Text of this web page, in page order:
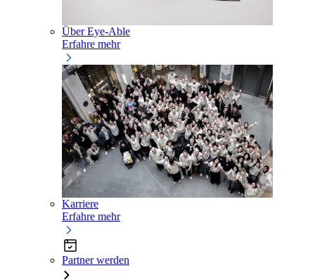
Über Eye-Able
Erfahre mehr
Karriere
Erfahre mehr
Partner werden